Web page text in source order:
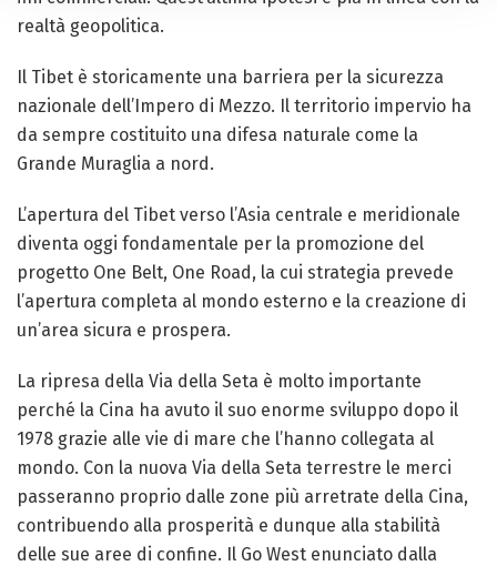
realtà geopolitica.
Il Tibet è storicamente una barriera per la sicurezza
nazionale dell’Impero di Mezzo. Il territorio impervio ha
da sempre costituito una difesa naturale come la
Grande Muraglia a nord.
L’apertura del Tibet verso l’Asia centrale e meridionale
diventa oggi fondamentale per la promozione del
progetto One Belt, One Road, la cui strategia prevede
l’apertura completa al mondo esterno e la creazione di
un’area sicura e prospera.
La ripresa della Via della Seta è molto importante
perché la Cina ha avuto il suo enorme sviluppo dopo il
1978 grazie alle vie di mare che l’hanno collegata al
mondo. Con la nuova Via della Seta terrestre le merci
passeranno proprio dalle zone più arretrate della Cina,
contribuendo alla prosperità e dunque alla stabilità
delle sue aree di confine. Il Go West enunciato dalla